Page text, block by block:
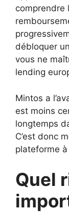
comprendre
débloquer
vous ne
lending
Mintos a
est moins
longtemps
C’est donc
plateforme
Quel